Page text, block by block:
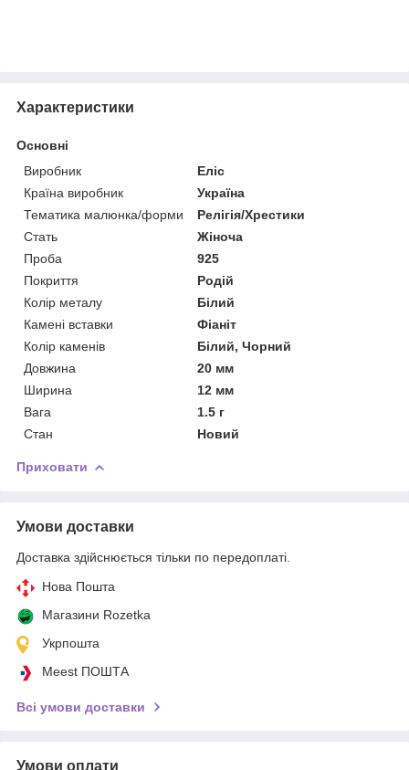
Характеристики
Основні
Виробник
Еліс
Країна виробник
Україна
Тематика малюнка/форми
Релігія/Хрестики
Стать
Жіноча
Проба
925
Покриття
Родій
Колір металу
Білий
Камені вставки
Фіаніт
Колір каменів
Білий, Чорний
Довжина
20 мм
Ширина
12 мм
Вага
1.5 г
Стан
Новий
Приховати
Умови доставки
Доставка здійснюється тільки по передоплаті.
Нова Пошта
Магазини Rozetka
Укрпошта
Meest ПОШТА
Всі умови доставки
Умови оплати